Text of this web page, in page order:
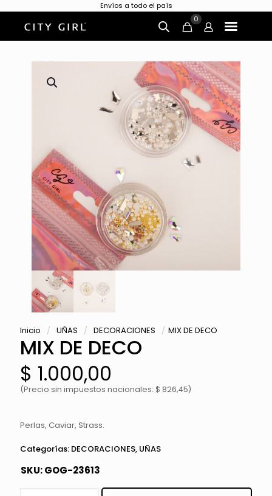
Envíos a todo el país
0
Inicio / UÑAS / DECORACIONES / MIX DE DECO
MIX DE DECO
$ 1.000,00
(Precio sin impuestos nacionales: $ 826,45)
Perlas, Caviar, Strass.
Categorías: DECORACIONES, UÑAS
SKU:GOG-23613